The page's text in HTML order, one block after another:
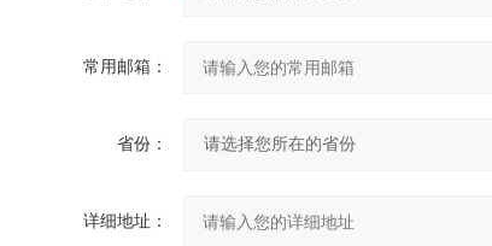
常用邮箱：
省份：
详细地址：